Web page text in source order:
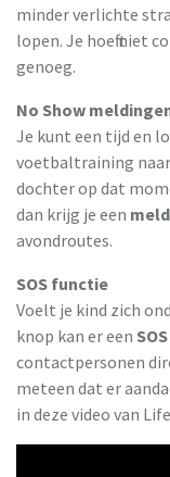
minder verlichte
lopen. Je hoeft niet
genoeg.
No Show
Je kunt een tijd en
voetbaltraining naar
dochter op dat
dan krijg je een
avondroutes.
SOS functie
Voelt je kind zich
knop kan er een
contactpersonen
meteen dat er
in deze video van